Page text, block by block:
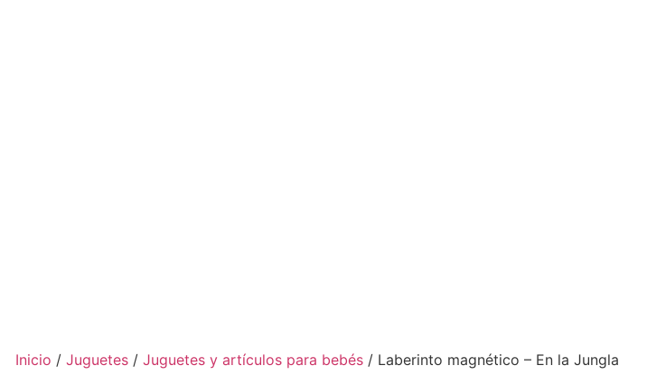
Inicio /Juguetes /Juguetes y artículos para bebés / Laberinto magnético – En la Jungla